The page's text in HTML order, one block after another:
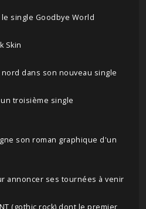
le single Goodbye World
Skin
dans son nouveau single
un troisième single
son roman graphique d'un
annoncer ses tournées à venir
(gothic rock) dont le premier